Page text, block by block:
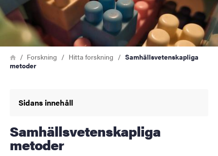
Om webbplatsen
Länkstig
HemForskning Hitta forskning
Samhällsvetenskapliga
metoder
Sidans innehåll
Samhällsvetenskapliga
metoder